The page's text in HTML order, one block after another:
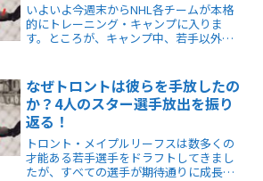
いよいよ今週末からNHL各チームが本格
的にトレーニング・キャンプに入りま
す。ところが、キャンプ中、若手以外に
の選手もプロ・トライアウト（PTO）契
約を結び、参加しているのです。
なぜトロントは彼らを手放したの
か？4人のスター選手放出を振り
返る！
トロント・メイプルリーフスは数多くの
才能ある若手選手をドラフトしてきまし
たが、すべての選手が期待通りに成長し